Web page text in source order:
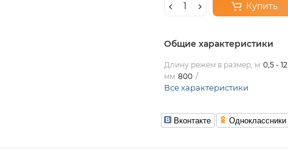
Купить
Общие характеристики
Длину режем в размер, м 0,5 - 12
мм 800
Все характеристики
Вконтакте Одноклассники